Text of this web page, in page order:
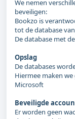
We nemen
beveiligen:
Bookzo is
tot de database
De database met
Opslag
De databases
Hiermee maken
Microsoft
Beveiligde
Er worden geen